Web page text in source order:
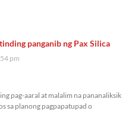
panganib ng Pax Silica
pm
pag-aaral at malalim na pananaliksik
sa planong pagpapatupad o